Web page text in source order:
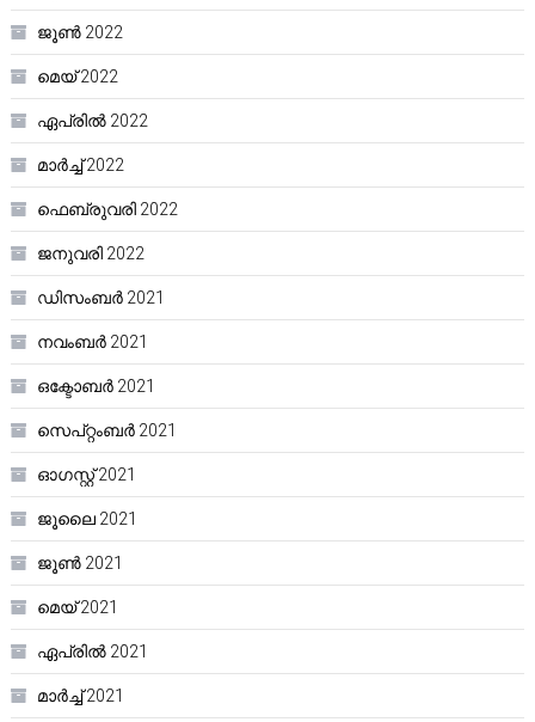
ജൂൺ 2022
മെയ്‌ 2022
ഏപ്രിൽ 2022
മാർച്ച്‌ 2022
ഫെബ്രുവരി 2022
ജനുവരി 2022
ഡിസംബർ 2021
നവംബർ 2021
ഒക്ടോബർ 2021
സെപ്റ്റംബർ 2021
ഓഗസ്റ്റ്‌ 2021
ജൂലൈ 2021
ജൂൺ 2021
മെയ്‌ 2021
ഏപ്രിൽ 2021
മാർച്ച്‌ 2021